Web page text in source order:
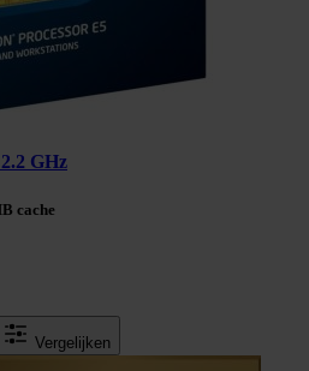
GHz
cache
Vergelijken